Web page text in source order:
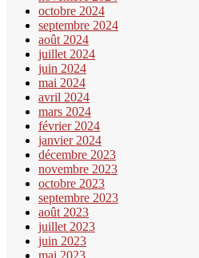
octobre 2024
septembre 2024
août 2024
juillet 2024
juin 2024
mai 2024
avril 2024
mars 2024
février 2024
janvier 2024
décembre 2023
novembre 2023
octobre 2023
septembre 2023
août 2023
juillet 2023
juin 2023